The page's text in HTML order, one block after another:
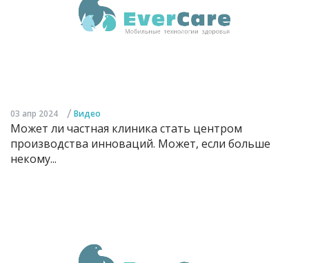
03 апр 2024 / Видео
Может ли частная клиника стать центром
производства инноваций. Может, если больше
некому...